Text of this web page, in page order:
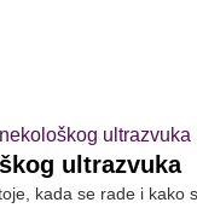
ultrazvuka
kada se rade i kako